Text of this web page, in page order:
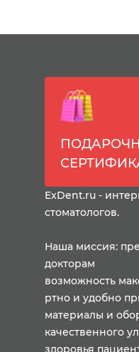
ExDent.ru -
стоматологов.
Наша миссия:
докторам
возможность
ртно и удобно
материалы и
качественного
здоровья